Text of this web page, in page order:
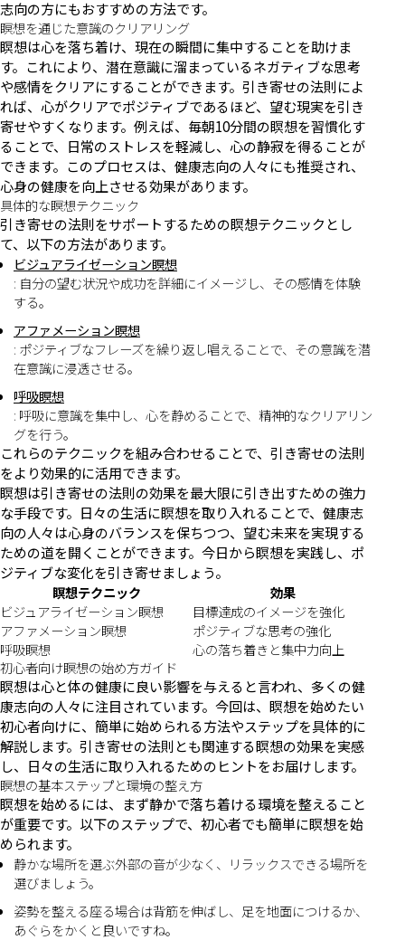
志向の方にもおすすめの方法です。
瞑想を通じた意識のクリアリング
瞑想は心を落ち着け、現在の瞬間に集中することを助けま
す。これにより、潜在意識に溜まっているネガティブな思考
や感情をクリアにすることができます。引き寄せの法則によ
れば、心がクリアでポジティブであるほど、望む現実を引き
寄せやすくなります。例えば、毎朝10分間の瞑想を習慣化す
ることで、日常のストレスを軽減し、心の静寂を得ることが
できます。このプロセスは、健康志向の人々にも推奨され、
心身の健康を向上させる効果があります。
具体的な瞑想テクニック
引き寄せの法則をサポートするための瞑想テクニックとし
て、以下の方法があります。
ビジュアライゼーション瞑想
: 自分の望む状況や成功を詳細にイメージし、その感情を体験
する。
アファメーション瞑想
: ポジティブなフレーズを繰り返し唱えることで、その意識を潜
在意識に浸透させる。
呼吸瞑想
: 呼吸に意識を集中し、心を静めることで、精神的なクリアリン
グを行う。
これらのテクニックを組み合わせることで、引き寄せの法則
をより効果的に活用できます。
瞑想は引き寄せの法則の効果を最大限に引き出すための強力
な手段です。日々の生活に瞑想を取り入れることで、健康志
向の人々は心身のバランスを保ちつつ、望む未来を実現する
ための道を開くことができます。今日から瞑想を実践し、ポ
ジティブな変化を引き寄せましょう。
瞑想テクニック
効果
ビジュアライゼーション瞑想
目標達成のイメージを強化
アファメーション瞑想
ポジティブな思考の強化
呼吸瞑想
心の落ち着きと集中力向上
初心者向け瞑想の始め方ガイド
瞑想は心と体の健康に良い影響を与えると言われ、多くの健
康志向の人々に注目されています。今回は、瞑想を始めたい
初心者向けに、簡単に始められる方法やステップを具体的に
解説します。引き寄せの法則とも関連する瞑想の効果を実感
し、日々の生活に取り入れるためのヒントをお届けします。
瞑想の基本ステップと環境の整え方
瞑想を始めるには、まず静かで落ち着ける環境を整えること
が重要です。以下のステップで、初心者でも簡単に瞑想を始
められます。
静かな場所を選ぶ外部の音が少なく、リラックスできる場所を
選びましょう。
姿勢を整える座る場合は背筋を伸ばし、足を地面につけるか、
あぐらをかくと良いですね。